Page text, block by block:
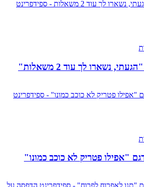
נשארו לך עוד 2 משאלות"
"אפילו פטריק לא כוכב כמונו"